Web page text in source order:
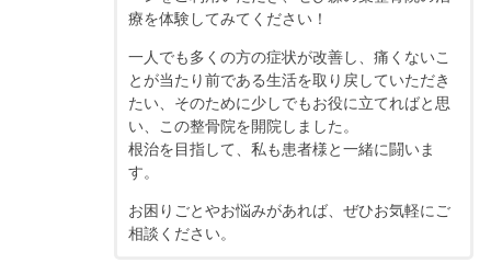
療を体験してみてください！
一人でも多くの方の症状が改善し、痛くないこ
とが当たり前である生活を取り戻していただき
たい、そのために少しでもお役に立てればと思
い、この整骨院を開院しました。
根治を目指して、私も患者様と一緒に闘いま
す。
お困りごとやお悩みがあれば、ぜひお気軽にご
相談ください。